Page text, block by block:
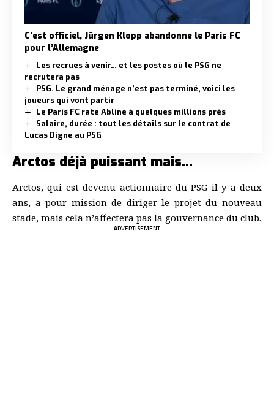
C’est officiel, Jürgen Klopp abandonne le Paris FC
pour l’Allemagne
Les recrues à venir… et les postes où le PSG ne
recrutera pas
PSG. Le grand ménage n’est pas terminé, voici les
joueurs qui vont partir
Le Paris FC rate Abline à quelques millions près
Salaire, durée : tout les détails sur le contrat de
Lucas Digne au PSG
Arctos déjà puissant mais…
Arctos, qui est devenu actionnaire du PSG il y a deux
ans, a pour mission de diriger le projet du nouveau
stade, mais cela n’affectera pas la gouvernance du club.
- ADVERTISEMENT -